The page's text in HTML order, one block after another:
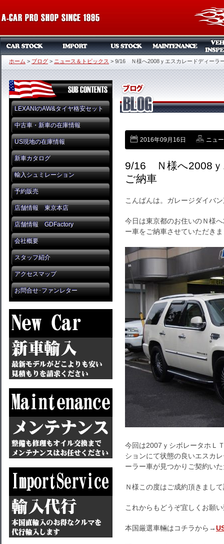
ホーム > ブログ > ニュース＆トピックス > 9/16 Ｎ様へ2008ｙエスカレードディーラ
LEXANIのAW&タイヤ格安セット
中古車・新車の在庫情報
US現地の在庫情報
新車カタログ
輸入シュミレーション
予約販売
店舗情報 東京本店
店舗情報 GDFactory
会社概要
スタッフ紹介
アクセスマップ
お問合せ･ファンレター
2016年09月16日 ニュ
9/16 Ｎ様へ2008ｙ
ご納車
こんばんは。ガレージダイバ
今日は東京都のお住いのＮ様
ー車をご納車させていただき
今回は2007ｙシボレータホＬ
ションにて状態の良いエスカ
ーラー車が見つかりご契約い
Ｎ様この度はご成約頂きまし
これからもどうぞ宜しくお願
本国厳選車輛はコチラから→